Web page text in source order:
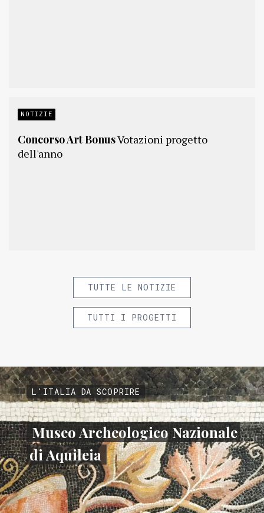
NOTIZIE
Concorso Art BonusVotazioni progetto
dell'anno
TUTTE LE NOTIZIE
TUTTI I PROGETTI
L'ITALIA DA SCOPRIRE
Museo Archeologico Nazionale
di Aquileia